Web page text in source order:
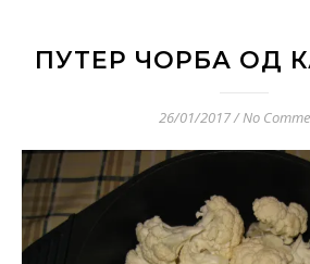
ПУТЕР ЧОРБА ОД
26/01/2017/No